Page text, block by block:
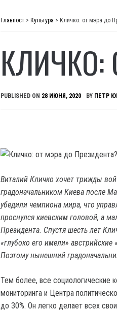
Главпост > Культура > Кличко: от мэра до
КЛИЧКО:
PUBLISHED ON 28 ИЮНЯ, 2020 BY ПЕТР
Виталий Кличко хочет трижды
градоначальником Киева после
убедили чемпиона мира, что
проснулся киевским головой, а
Президента. Спустя шесть лет
«глубоко его имели»
Поэтому нынешний
Тем более, все
мониторинга и Центра
до 30%. Он легко делает всех